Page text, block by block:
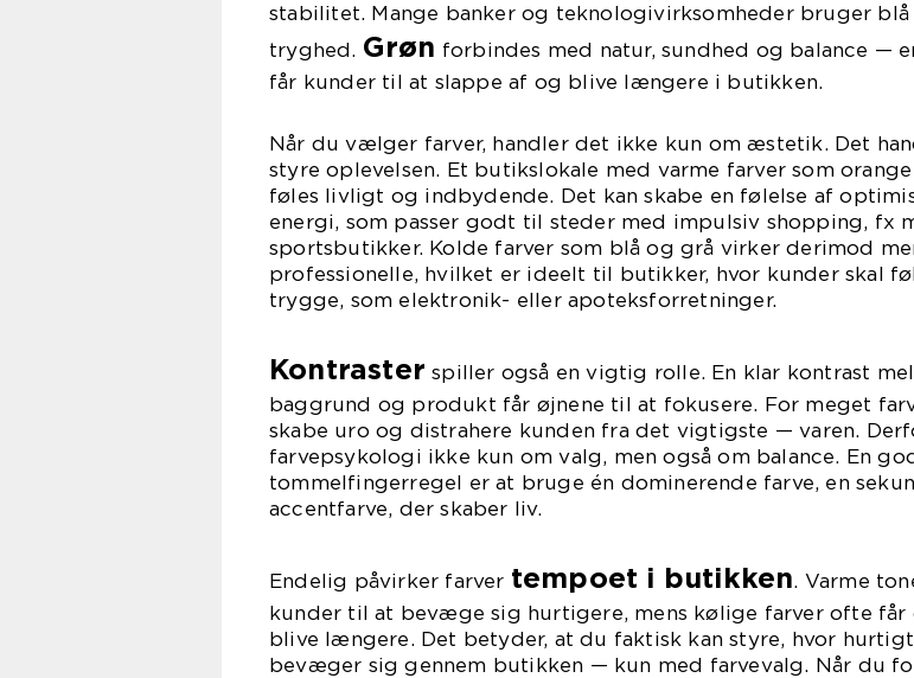
stabilitet. Mange banker og teknologivirksomheder bruger blå
tryghed. Grøn forbindes med natur, sundhed og balance —
får kunder til at slappe af og blive længere i butikken.
Når du vælger farver, handler det ikke kun om æstetik. Det
styre oplevelsen. Et butikslokale med varme farver som
føles livligt og indbydende. Det kan skabe en følelse af
energi, som passer godt til steder med impulsiv shopping, fx
sportsbutikker. Kolde farver som blå og grå virker derimod
professionelle, hvilket er ideelt til butikker, hvor kunder skal
trygge, som elektronik- eller apoteksforretninger.
Kontraster spiller også en vigtig rolle. En klar kontrast
baggrund og produkt får øjnene til at fokusere. For meget
skabe uro og distrahere kunden fra det vigtigste — varen.
farvepsykologi ikke kun om valg, men også om balance. En
tommelfingerregel er at bruge én dominerende farve, en
accentfarve, der skaber liv.
Endelig påvirker farver tempoet i butikken. Varme
kunder til at bevæge sig hurtigere, mens kølige farver ofte får
blive længere. Det betyder, at du faktisk kan styre, hvor
bevæger sig gennem butikken — kun med farvevalg. Når du